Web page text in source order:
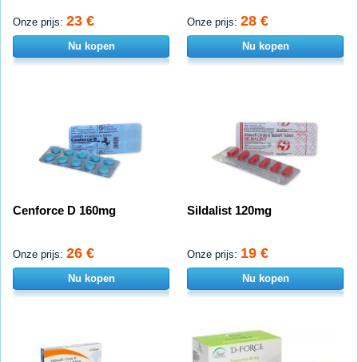
Onze prijs: 23 €
Nu kopen
Onze prijs: 28 €
Nu kopen
Cenforce D 160mg
Onze prijs: 26 €
Nu kopen
Sildalist 120mg
Onze prijs: 19 €
Nu kopen